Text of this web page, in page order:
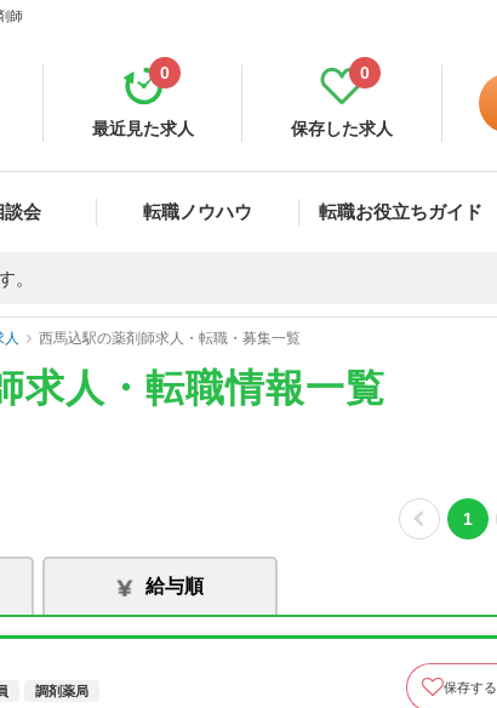
師
最近見た求人
0
保存した求人
0
談会 転職ノウハウ 転職お役立ちガイド
。
人 西馬込駅の薬剤師求人・転職・募集一覧
求人・転職情報一覧
1
給与順
調剤薬局 保存する